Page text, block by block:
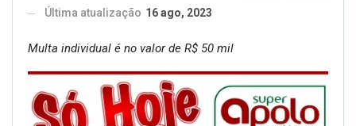
Última atualização 16 ago, 2023
Multa individual é no valor de R$ 50 mil